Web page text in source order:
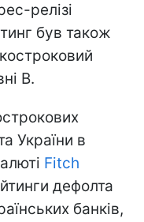
релізі
був також
B.
України в
Fitch
дефолта
банків,